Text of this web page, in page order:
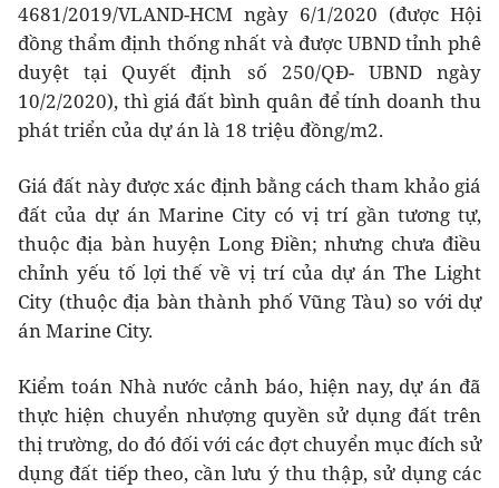
4681/2019/VLAND-HCM ngày 6/1/2020 (được Hội
đồng thẩm định thống nhất và được UBND tỉnh phê
duyệt tại Quyết định số 250/QĐ- UBND ngày
10/2/2020), thì giá đất bình quân để tính doanh thu
phát triển của dự án là 18 triệu đồng/m2.
Giá đất này được xác định bằng cách tham khảo giá
đất của dự án Marine City có vị trí gần tương tự,
thuộc địa bàn huyện Long Điền; nhưng chưa điều
chỉnh yếu tố lợi thế về vị trí của dự án The Light
City (thuộc địa bàn thành phố Vũng Tàu) so với dự
án Marine City.
Kiểm toán Nhà nước cảnh báo, hiện nay, dự án đã
thực hiện chuyển nhượng quyền sử dụng đất trên
thị trường, do đó đối với các đợt chuyển mục đích sử
dụng đất tiếp theo, cần lưu ý thu thập, sử dụng các